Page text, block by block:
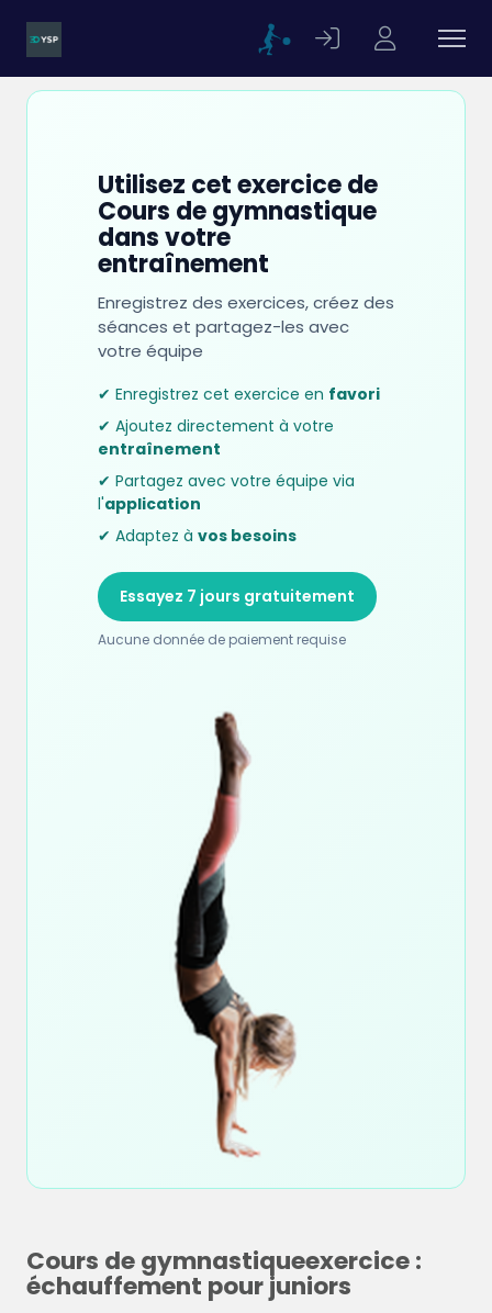
Utilisez cet exercice de
Cours de gymnastique
dans votre
entraînement
Enregistrez des exercices, créez des
séances et partagez-les avec
votre équipe
✔ Enregistrez cet exercice en favori
✔ Ajoutez directement à votre
entraînement
✔ Partagez avec votre équipe via
l'application
✔ Adaptez à vos besoins
Essayez 7 jours gratuitement
Aucune donnée de paiement requise
Cours de gymnastiqueexercice :
échauffement pour juniors